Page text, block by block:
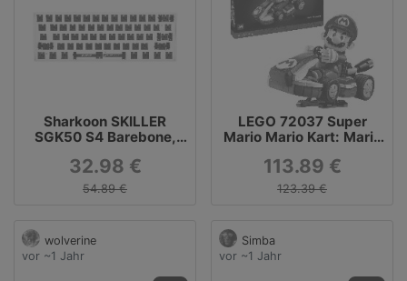
Sharkoon SKILLER
SGK50 S4 Barebone,
32.98 €
54.89 €
LEGO 72037 Super
Mario Mario Kart: Mario
113.89 €
123.39 €
wolverine
vor ~1 Jahr
Simba
vor ~1 Jahr